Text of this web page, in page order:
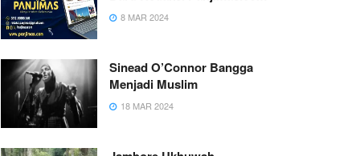
8 MAR 2024
Sinead O’Connor Bangga
Menjadi Muslim
18 MAR 2024